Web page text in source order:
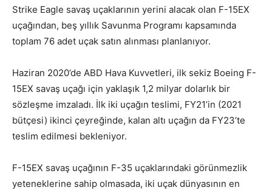
Strike Eagle savaş uçaklarının yerini alacak olan F-15EX
uçağından, beş yıllık Savunma Programı kapsamında
toplam 76 adet uçak satın alınması planlanıyor.
Haziran 2020’de ABD Hava Kuvvetleri, ilk sekiz Boeing F-
15EX savaş uçağı için yaklaşık 1,2 milyar dolarlık bir
sözleşme imzaladı. İlk iki uçağın teslimi, FY21’in (2021
bütçesi) ikinci çeyreğinde, kalan altı uçağın da FY23’te
teslim edilmesi bekleniyor.
F-15EX savaş uçağının F-35 uçaklarındaki görünmezlik
yeteneklerine sahip olmasada, iki uçak dünyasının en